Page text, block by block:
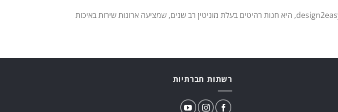
ארון שירות מעוצב הוא אידיאלי, כאשר רוצים לשמור על מראה אלגנטי של החדר. design2easy, היא חנות רהיטים בעלת מוניטין רב שנים, שמציעה ארונות שירות באיכות
רשתות חברתיות